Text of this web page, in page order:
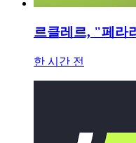
르클레르, "페라
한 시간 전